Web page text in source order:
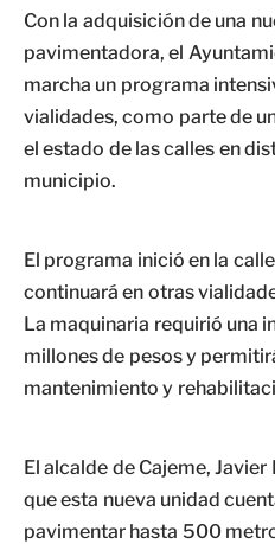
Con la adquisición de una
pavimentadora, el
marcha un programa
vialidades, como parte de
el estado de las calles en
municipio.
El programa inició en la
continuará en otras
La maquinaria requirió una
millones de pesos y
mantenimiento y
El alcalde de Cajeme,
que esta nueva unidad
pavimentar hasta 500